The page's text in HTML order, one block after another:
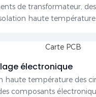
de transformateur,
haute température.
électronique
haute température des
composants